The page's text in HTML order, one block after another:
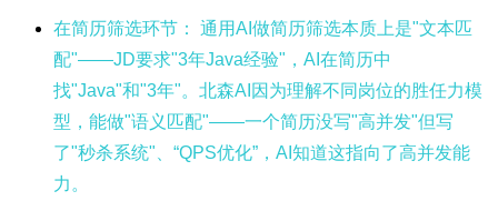
在简历筛选环节：
通用AI做简历筛选本质上是"文本匹
配"——JD要求"3年Java经验"，AI在简历中
找"Java"和"3年"。北森AI因为理解不同岗位的胜任力模
型，能做"语义匹配"——一个简历没写"高并发"但写
了"秒杀系统"、“QPS优化”，AI知道这指向了高并发能
力。